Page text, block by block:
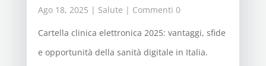
Ago 18, 2025 | Salute | Commenti 0
Cartella clinica elettronica 2025: vantaggi, sfide
e opportunità della sanità digitale in Italia.